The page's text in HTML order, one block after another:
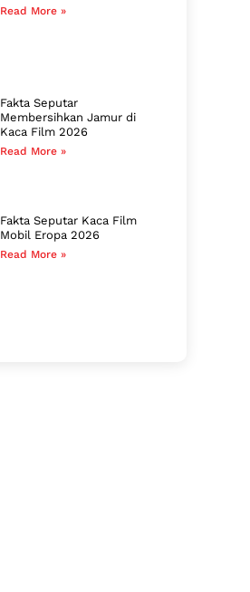
Read More »
Fakta Seputar
Membersihkan Jamur di
Kaca Film 2026
Read More »
Fakta Seputar Kaca Film
Mobil Eropa 2026
Read More »